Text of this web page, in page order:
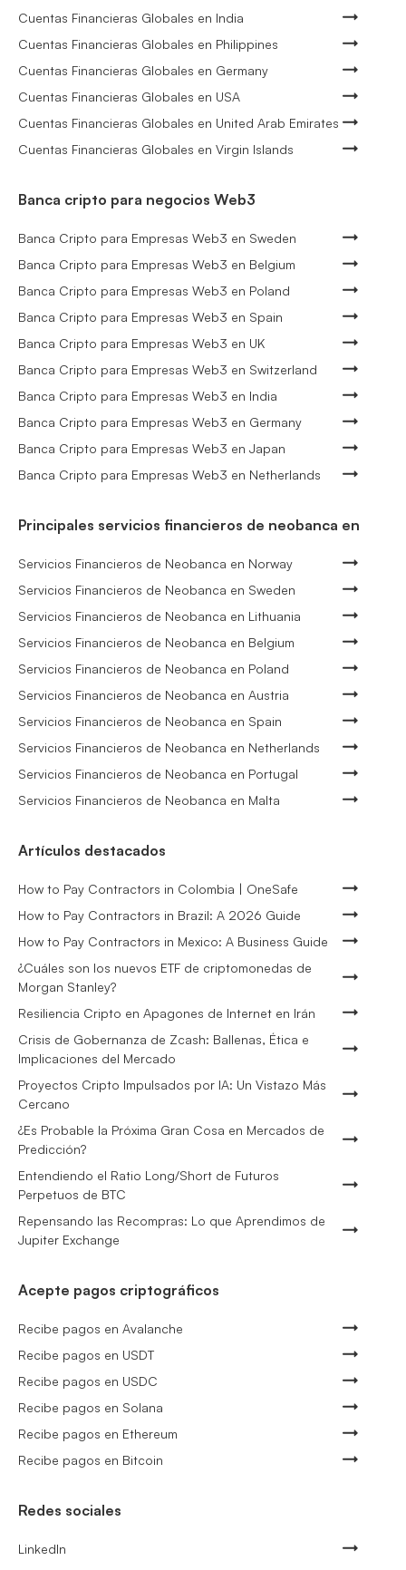
Cuentas Financieras Globales en India
Cuentas Financieras Globales en Philippines
Cuentas Financieras Globales en Germany
Cuentas Financieras Globales en USA
Cuentas Financieras Globales en United Arab Emirates
Cuentas Financieras Globales en Virgin Islands
Banca cripto para negocios Web3
Banca Cripto para Empresas Web3 en Sweden
Banca Cripto para Empresas Web3 en Belgium
Banca Cripto para Empresas Web3 en Poland
Banca Cripto para Empresas Web3 en Spain
Banca Cripto para Empresas Web3 en UK
Banca Cripto para Empresas Web3 en Switzerland
Banca Cripto para Empresas Web3 en India
Banca Cripto para Empresas Web3 en Germany
Banca Cripto para Empresas Web3 en Japan
Banca Cripto para Empresas Web3 en Netherlands
Principales servicios financieros de neobanca en
Servicios Financieros de Neobanca en Norway
Servicios Financieros de Neobanca en Sweden
Servicios Financieros de Neobanca en Lithuania
Servicios Financieros de Neobanca en Belgium
Servicios Financieros de Neobanca en Poland
Servicios Financieros de Neobanca en Austria
Servicios Financieros de Neobanca en Spain
Servicios Financieros de Neobanca en Netherlands
Servicios Financieros de Neobanca en Portugal
Servicios Financieros de Neobanca en Malta
Artículos destacados
How to Pay Contractors in Colombia | OneSafe
How to Pay Contractors in Brazil: A 2026 Guide
How to Pay Contractors in Mexico: A Business Guide
¿Cuáles son los nuevos ETF de criptomonedas de
Morgan Stanley?
Resiliencia Cripto en Apagones de Internet en Irán
Crisis de Gobernanza de Zcash: Ballenas, Ética e
Implicaciones del Mercado
Proyectos Cripto Impulsados por IA: Un Vistazo Más
Cercano
¿Es Probable la Próxima Gran Cosa en Mercados de
Predicción?
Entendiendo el Ratio Long/Short de Futuros
Perpetuos de BTC
Repensando las Recompras: Lo que Aprendimos de
Jupiter Exchange
Acepte pagos criptográficos
Recibe pagos en Avalanche
Recibe pagos en USDT
Recibe pagos en USDC
Recibe pagos en Solana
Recibe pagos en Ethereum
Recibe pagos en Bitcoin
Redes sociales
LinkedIn